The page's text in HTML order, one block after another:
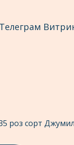
Телеграм
роз сорт